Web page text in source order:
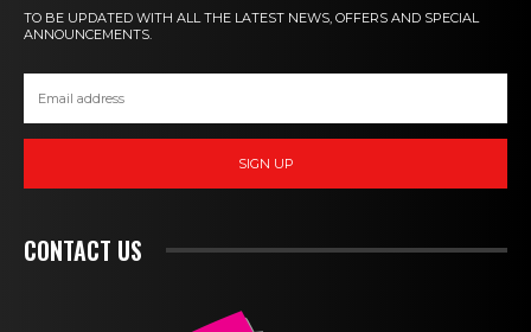
TO BE UPDATED WITH ALL THE LATEST NEWS, OFFERS AND SPECIAL
ANNOUNCEMENTS.
SIGN UP
CONTACT US